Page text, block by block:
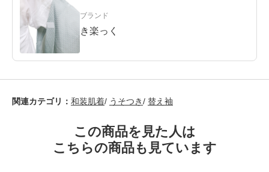
ブランド
き楽っく
関連カテゴリ： 和装肌着/ うそつき/ 替え袖
この商品を見た人は
こちらの商品も見ています